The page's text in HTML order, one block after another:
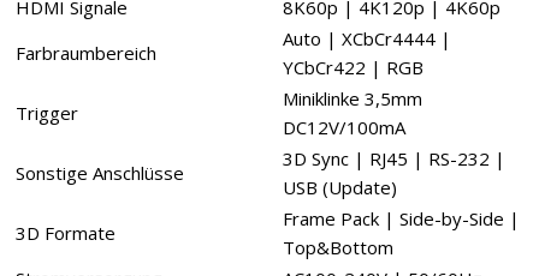
HDMI Signale
8K60p | 4K120p | 4K60p
Farbraumbereich
Auto | XCbCr4444 |
YCbCr422 | RGB
Trigger
Miniklinke 3,5mm
DC12V/100mA
Sonstige Anschlüsse
3D Sync | RJ45 | RS-232 |
USB (Update)
3D Formate
Frame Pack | Side-by-Side |
Top&Bottom